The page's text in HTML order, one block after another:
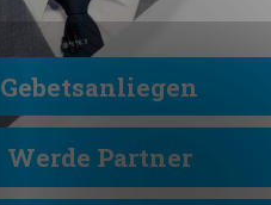
Gebetsanliegen
Werde Partner